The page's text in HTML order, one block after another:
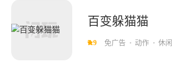
百变躲猫猫
7.9 免广告 动作 休闲